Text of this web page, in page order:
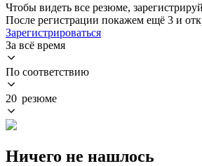
Чтобы видеть все резюме,
После регистрации покажем ещё 3 и
Зарегистрироваться
За всё время
По соответствию
20 резюме
Ничего не нашлось